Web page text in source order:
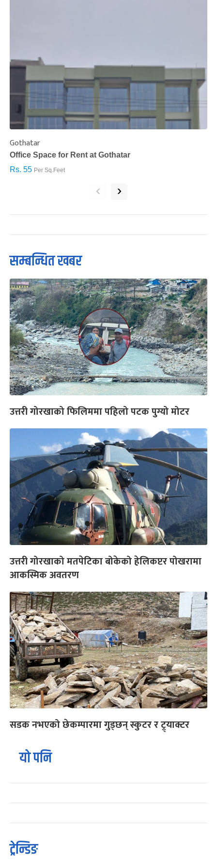
Gothatar
Office Space for Rent at Gothatar
Rs. 55 Per Sq.Feet
‹ ›
सम्बन्धित खबर
उत्तरी गोरखाको फिलिममा पहिलो पटक पुग्यो मोटर
उत्तरी गोरखाको मतपेटिका बोकेको हेलिकप्टर पोखरामा
आकस्मिक अवतरण
सडक नभएको छेकम्पारमा गुड्छन् स्कुटर र ट्र्याक्टर
यो पनि
ट्रेन्डिङ